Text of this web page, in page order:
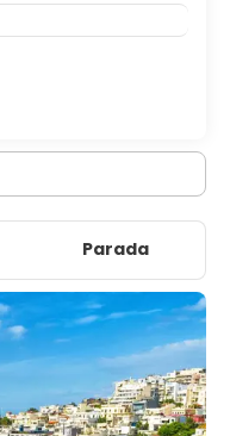
Parada